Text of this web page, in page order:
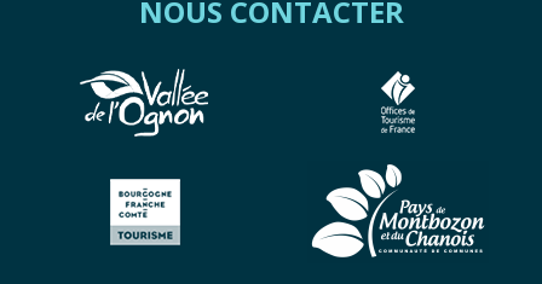
NOUS CONTACTER